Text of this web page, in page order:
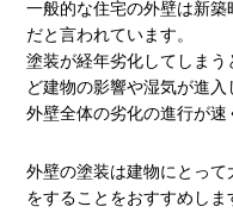
一般的な住宅の外壁は新
だと言われています。
塗装が経年劣化してしま
ど建物の影響や湿気が進入
外壁全体の劣化の進行が速
外壁の塗装は建物にとっ
をすることをおすすめしま